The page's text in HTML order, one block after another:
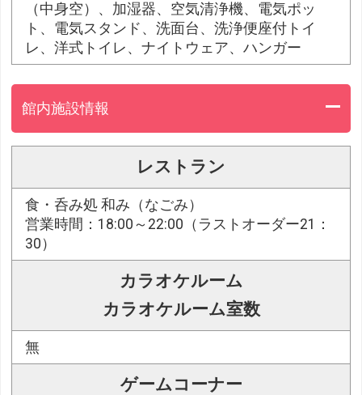
（中身空）、加湿器、空気清浄機、電気ポッ
ト、電気スタンド、洗面台、洗浄便座付トイ
レ、洋式トイレ、ナイトウェア、ハンガー
館内施設情報
レストラン
食・呑み処 和み（なごみ）
営業時間：18:00～22:00（ラストオーダー21：
30）
カラオケルーム
カラオケルーム室数
無
ゲームコーナー